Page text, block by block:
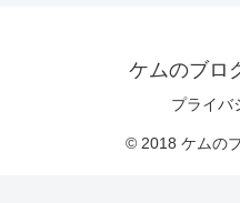
ケムのブ
プライバ
© 2018 ケムの